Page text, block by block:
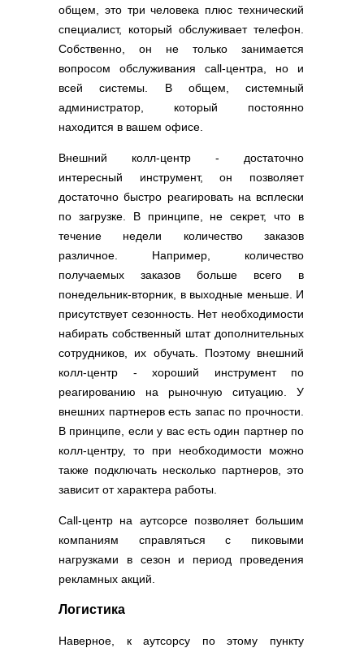
общем, это три человека плюс технический
специалист, который обслуживает телефон.
Собственно, он не только занимается
вопросом обслуживания call-центра, но и
всей системы. В общем, системный
администратор, который постоянно
находится в вашем офисе.
Внешний колл-центр - достаточно
интересный инструмент, он позволяет
достаточно быстро реагировать на всплески
по загрузке. В принципе, не секрет, что в
течение недели количество заказов
различное. Например, количество
получаемых заказов больше всего в
понедельник-вторник, в выходные меньше. И
присутствует сезонность. Нет необходимости
набирать собственный штат дополнительных
сотрудников, их обучать. Поэтому внешний
колл-центр - хороший инструмент по
реагированию на рыночную ситуацию. У
внешних партнеров есть запас по прочности.
В принципе, если у вас есть один партнер по
колл-центру, то при необходимости можно
также подключать несколько партнеров, это
зависит от характера работы.
Call-центр на аутсорсе позволяет большим
компаниям справляться с пиковыми
нагрузками в сезон и период проведения
рекламных акций.
Логистика
Наверное, к аутсорсу по этому пункту